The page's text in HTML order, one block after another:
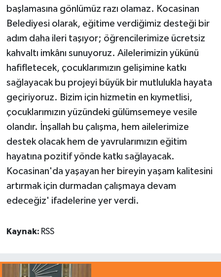
başlamasına gönlümüz razı olamaz. Kocasinan
Belediyesi olarak, eğitime verdiğimiz desteği bir
adım daha ileri taşıyor; öğrencilerimize ücretsiz
kahvaltı imkânı sunuyoruz. Ailelerimizin yükünü
hafifletecek, çocuklarımızın gelişimine katkı
sağlayacak bu projeyi büyük bir mutlulukla hayata
geçiriyoruz. Bizim için hizmetin en kıymetlisi,
çocuklarımızın yüzündeki gülümsemeye vesile
olandır. İnşallah bu çalışma, hem ailelerimize
destek olacak hem de yavrularımızın eğitim
hayatına pozitif yönde katkı sağlayacak.
Kocasinan'da yaşayan her bireyin yaşam kalitesini
artırmak için durmadan çalışmaya devam
edeceğiz' ifadelerine yer verdi.
Kaynak: RSS